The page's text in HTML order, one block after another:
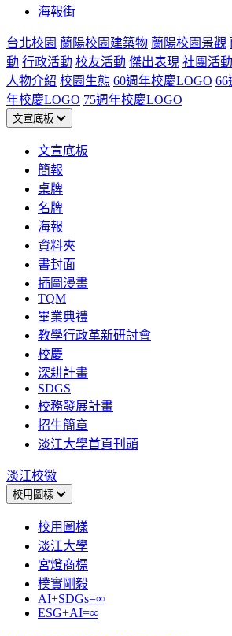
海報街
台北校園 蘭陽校園建築物 蘭陽校園景觀
動 行政活動 校友活動 傑出表現 社團活動
人物介紹 校園生態 60週年校慶LOGO 66
年校慶LOGO 75週年校慶LOGO
文宣底板
文宣底板
簡報
桌牌
名牌
海報
資料夾
書封面
插圖漫畫
TQM
畢業典禮
教學行政革新研討會
校慶
深耕計畫
SDGS
校務發展計畫
招生簡章
淡江大學首頁刊頭
淡江校徽
校用圖樣
校用圖樣
淡江大學
宮燈商標
樸實剛毅
AI+SDGs=∞
ESG+AI=∞